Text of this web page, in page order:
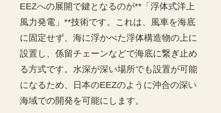
EEZへの展開で鍵となるのが**「浮体式洋上
風力発電」**技術です。これは、風車を海底
に固定せず、海に浮かべた浮体構造物の上に
設置し、係留チェーンなどで海底に繋ぎ止め
る方式です。水深が深い場所でも設置が可能
になるため、日本のEEZのように沖合の深い
海域での開発を可能にします。